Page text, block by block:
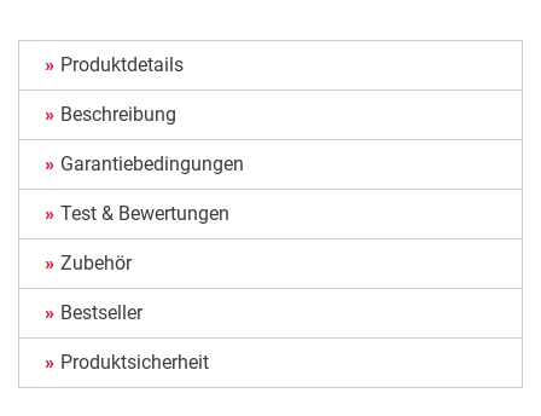
Produktdetails
Beschreibung
Garantiebedingungen
Test & Bewertungen
Zubehör
Bestseller
Produktsicherheit